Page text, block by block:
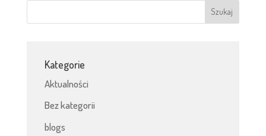
Kategorie
Aktualności
Bez kategorii
blogs